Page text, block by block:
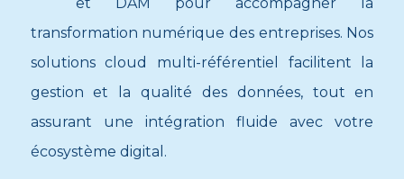
transformation numérique des entreprises. Nos
solutions cloud multi-référentiel facilitent la
gestion et la qualité des données, tout en
assurant une intégration fluide avec votre
écosystème digital.